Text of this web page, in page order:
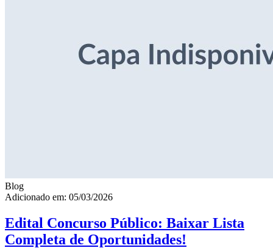
Blog
Adicionado em: 05/03/2026
Edital Concurso Público: Baixar Lista
Completa de Oportunidades!